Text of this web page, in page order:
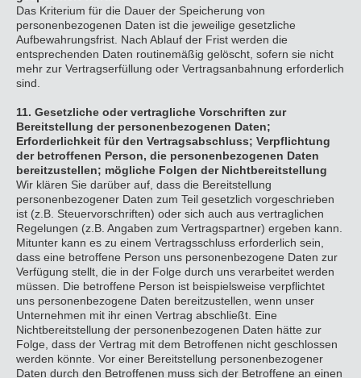
Das Kriterium für die Dauer der Speicherung von
personenbezogenen Daten ist die jeweilige gesetzliche
Aufbewahrungsfrist. Nach Ablauf der Frist werden die
entsprechenden Daten routinemäßig gelöscht, sofern sie nicht
mehr zur Vertragserfüllung oder Vertragsanbahnung erforderlich
sind.
11. Gesetzliche oder vertragliche Vorschriften zur
Bereitstellung der personenbezogenen Daten;
Erforderlichkeit für den Vertragsabschluss; Verpflichtung
der betroffenen Person, die personenbezogenen Daten
bereitzustellen; mögliche Folgen der Nichtbereitstellung
Wir klären Sie darüber auf, dass die Bereitstellung
personenbezogener Daten zum Teil gesetzlich vorgeschrieben
ist (z.B. Steuervorschriften) oder sich auch aus vertraglichen
Regelungen (z.B. Angaben zum Vertragspartner) ergeben kann.
Mitunter kann es zu einem Vertragsschluss erforderlich sein,
dass eine betroffene Person uns personenbezogene Daten zur
Verfügung stellt, die in der Folge durch uns verarbeitet werden
müssen. Die betroffene Person ist beispielsweise verpflichtet
uns personenbezogene Daten bereitzustellen, wenn unser
Unternehmen mit ihr einen Vertrag abschließt. Eine
Nichtbereitstellung der personenbezogenen Daten hätte zur
Folge, dass der Vertrag mit dem Betroffenen nicht geschlossen
werden könnte. Vor einer Bereitstellung personenbezogener
Daten durch den Betroffenen muss sich der Betroffene an einen